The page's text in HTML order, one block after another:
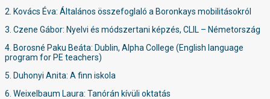
2. Kovács Éva: Általános összefoglaló a Boronkays mobilitásokról
3. Czene Gábor: Nyelvi és módszertani képzés, CLIL – Németország
4. Borosné Paku Beáta: Dublin, Alpha College (English language
program for PE teachers)
5. Duhonyi Anita: A finn iskola
6. Weixelbaum Laura: Tanórán kívüli oktatás